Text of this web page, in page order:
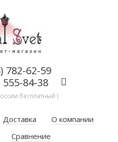
782-62-59
555-84-38
бесплатный )
Доставка
О компании
Сравнение